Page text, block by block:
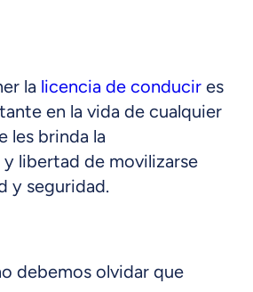
la licencia de conducir es
en la vida de cualquier
les brinda la
libertad de movilizarse
y seguridad.
debemos olvidar que